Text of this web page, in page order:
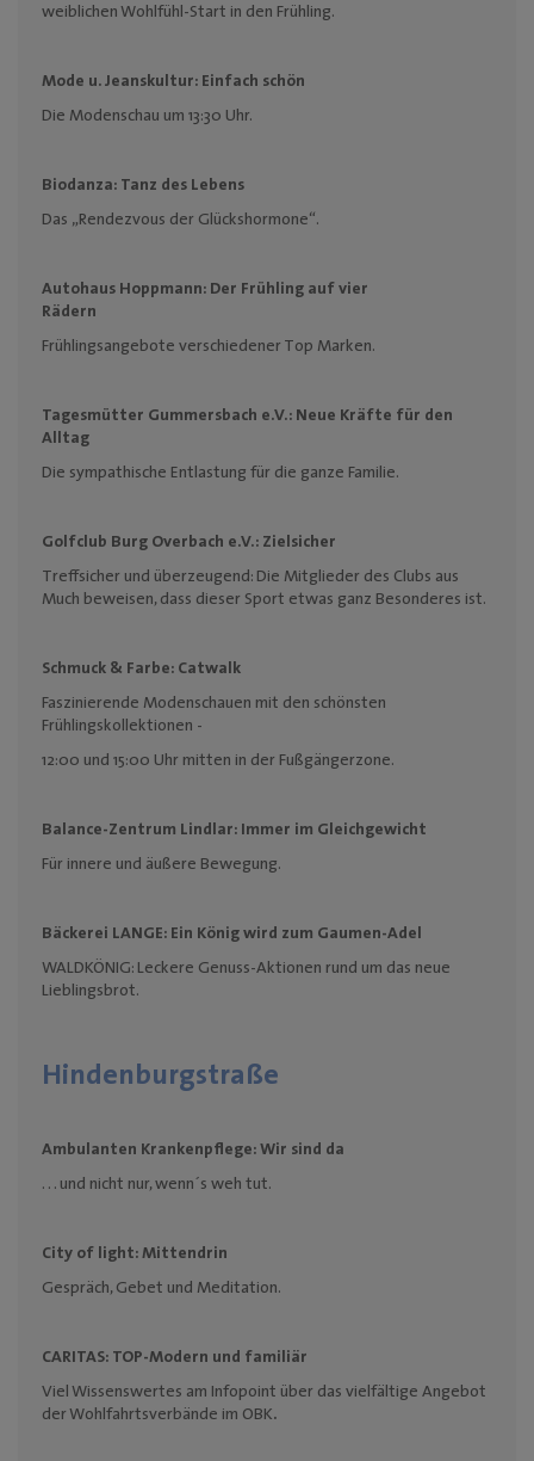
weiblichen Wohlfühl-Start in den Frühling.
Mode u. Jeanskultur: Einfach schön
Die Modenschau um 13:30 Uhr.
Biodanza: Tanz des Lebens
Das „Rendezvous der Glückshormone“.
Autohaus Hoppmann: Der Frühling auf vier
Rädern
Frühlingsangebote verschiedener Top Marken.
Tagesmütter Gummersbach e.V.: Neue Kräfte für den
Alltag
Die sympathische Entlastung für die ganze Familie.
Golfclub Burg Overbach e.V.: Zielsicher
Treffsicher und überzeugend: Die Mitglieder des Clubs aus
Much beweisen, dass dieser Sport etwas ganz Besonderes ist.
Schmuck & Farbe: Catwalk
Faszinierende Modenschauen mit den schönsten
Frühlingskollektionen -
12:00 und 15:00 Uhr mitten in der Fußgängerzone.
Balance-Zentrum Lindlar: Immer im Gleichgewicht
Für innere und äußere Bewegung.
Bäckerei LANGE: Ein König wird zum Gaumen-Adel
WALDKÖNIG: Leckere Genuss-Aktionen rund um das neue
Lieblingsbrot.
Hindenburgstraße
Ambulanten Krankenpflege: Wir sind da
. . . und nicht nur, wenn´s weh tut.
City of light: Mittendrin
Gespräch, Gebet und Meditation.
CARITAS: TOP-Modern und familiär
Viel Wissenswertes am Infopoint über das vielfältige Angebot
der Wohlfahrtsverbände im OBK.